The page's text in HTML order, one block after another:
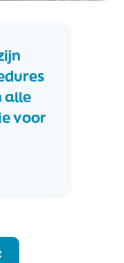
alle
voor